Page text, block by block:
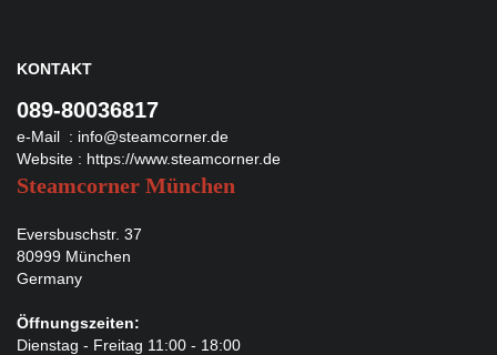
KONTAKT
089-80036817
e-Mail : info@steamcorner.de
Website : https://www.steamcorner.de
Steamcorner München
Eversbuschstr. 37
80999 München
Germany
Öffnungszeiten:
Dienstag - Freitag 11:00 - 18:00